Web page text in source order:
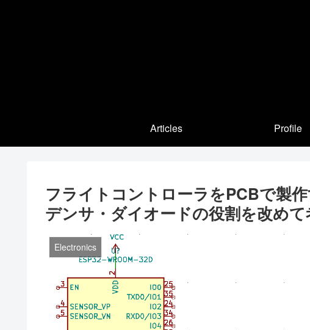
Articles Profile
フライトコントローラをPCBで製
デンサ・ダイオードの役割を改めて
Electronics